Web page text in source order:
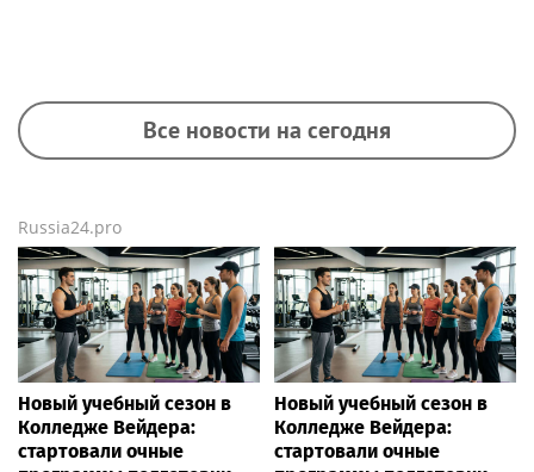
Все новости на сегодня
Russia24.pro
Новый учебный сезон в
Колледже Вейдера:
стартовали очные
Новый учебный сезон в
Колледже Вейдера:
стартовали очные